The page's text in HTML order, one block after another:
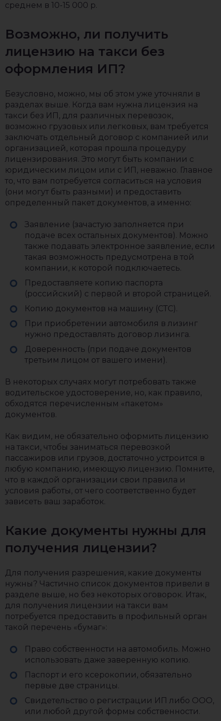
среднем в 10-15 000 р.
Возможно, ли получить
лицензию на такси без
оформления ИП?
Безусловно, можно, мы об этом уже уточняли в
разделах выше. Когда вам нужна лицензия на
такси без ИП, для различных перевозок,
возможно грузовых или легковых, вам требуется
заключать отдельный договор с компанией или
организацией, которая прошла процедуру
лицензирования. Это могут быть компании с
юридическим лицом или с ИП, неважно. Главное
то, что вам потребуется согласиться на условия
(они могут быть разными) и предоставить
определенный пакет документов, а именно:
Заявление (зачастую заполняется при
подаче всех остальных документов). Можно
также подавать электронное заявление, если
такая возможность предусмотрена в той
компании, к которой подключаетесь.
Предоставляете копию паспорта
(российский) с первой и второй страницей.
Копию документов на машину (СТС).
При приобретении автомобиля в лизинг
нужно предоставлять договор лизинга.
Доверенность (при подаче документов
третьим лицом от вашего имени).
В некоторых случаях могут потребовать также
водительское удостоверение, но, как правило,
обходятся перечисленным «пакетом»
документов.
Как видим, не обязательно оформить лицензию
на такси, чтобы заниматься перевозкой
пассажиров или грузов, достаточно устроится в
любую компанию, имеющую лицензию. Помните,
что в каждой организации свои правила и
условия работы, от чего соответственно будет
зависеть ваш заработок.
Какие документы нужны для
получения лицензии?
Для получения разрешения, какие документы
нужны? Частично список документов привели в
разделе выше, но без некоторых оговорок. Итак,
для получения лицензии на такси вам
потребуется предоставить в профильный орган
такой перечень «бумаг»:
Право собственности на автомобиль. Можно
использовать даже заверенную копию.
Паспорт и его ксерокопии, обязательно
первые две страницы.
Свидетельство о регистрации ИП либо ООО,
или любой другой формы собственности.